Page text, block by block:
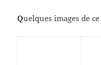
Quelques images de